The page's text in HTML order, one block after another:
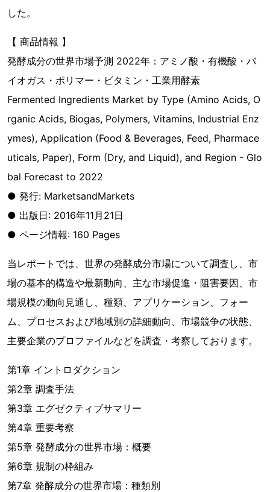
した。
【 商品情報 】
発酵成分の世界市場予測 2022年：アミノ酸・有機酸・バ
イオガス・ポリマー・ビタミン・工業用酵素
Fermented Ingredients Market by Type (Amino Acids, O
rganic Acids, Biogas, Polymers, Vitamins, Industrial Enz
ymes), Application (Food & Beverages, Feed, Pharmace
uticals, Paper), Form (Dry, and Liquid), and Region - Glo
bal Forecast to 2022
● 発行: MarketsandMarkets
● 出版日: 2016年11月21日
● ページ情報: 160 Pages
当レポートでは、世界の発酵成分市場について調査し、市
場の基本的構造や最新動向、主な市場促進・阻害要因、市
場規模の動向見通し、種類、アプリケーション、フォー
ム、プロセスおよび地域別の詳細動向、市場競争の状態、
主要企業のプロファイルなどを調査・考察しております。
第1章 イントロダクション
第2章 調査手法
第3章 エグゼクティブサマリー
第4章 重要考察
第5章 発酵成分の世界市場：概要
第6章 規制の枠組み
第7章 発酵成分の世界市場：種類別